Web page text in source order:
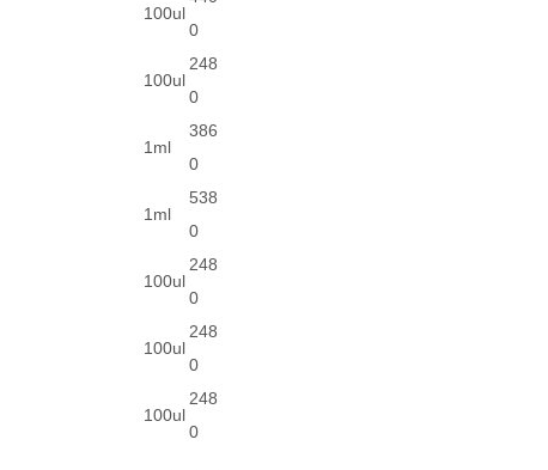
100ul
0
100ul
248
0
1ml
386
0
1ml
538
0
100ul
248
0
100ul
248
0
100ul
248
0